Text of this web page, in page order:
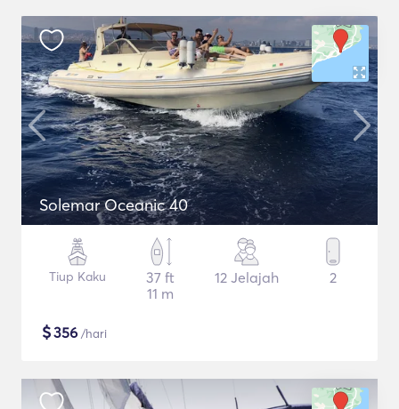
Solemar Oceanic 40
Tiup Kaku
37 ft
11 m
12 Jelajah 2
$356 /hari